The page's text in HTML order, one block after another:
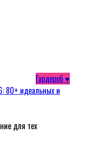
Гардероб ♥
80+ идеальных и
для тех